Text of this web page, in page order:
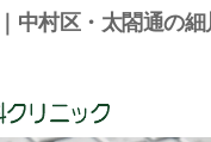
中村区・太閤通の